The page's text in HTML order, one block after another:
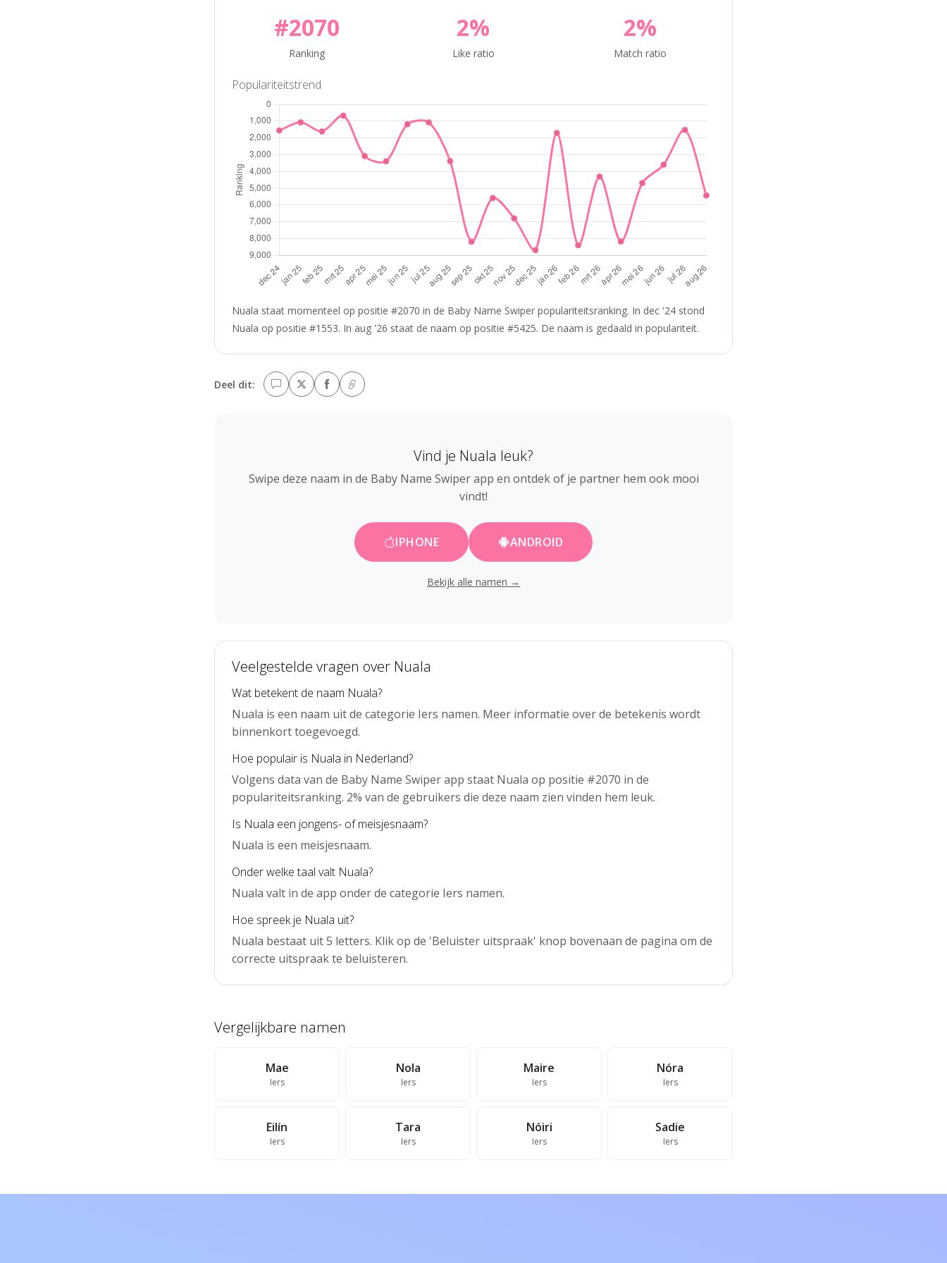
#2070
Ranking
2%
Like ratio
2%
Match ratio
Populariteitstrend
Nuala staat momenteel op positie #2070 in de Baby Name Swiper populariteitsranking. In dec '24 stond
Nuala op positie #1553. In aug '26 staat de naam op positie #5425. De naam is gedaald in populariteit.
Deel dit:
Vind je Nuala leuk?
Swipe deze naam in de Baby Name Swiper app en ontdek of je partner hem ook mooi
vindt!
IPHONE ANDROID
Bekijk alle namen →
Veelgestelde vragen over Nuala
Wat betekent de naam Nuala?
Nuala is een naam uit de categorie Iers namen. Meer informatie over de betekenis wordt
binnenkort toegevoegd.
Hoe populair is Nuala in Nederland?
Volgens data van de Baby Name Swiper app staat Nuala op positie #2070 in de
populariteitsranking. 2% van de gebruikers die deze naam zien vinden hem leuk.
Is Nuala een jongens- of meisjesnaam?
Nuala is een meisjesnaam.
Onder welke taal valt Nuala?
Nuala valt in de app onder de categorie Iers namen.
Hoe spreek je Nuala uit?
Nuala bestaat uit 5 letters. Klik op de 'Beluister uitspraak' knop bovenaan de pagina om de
correcte uitspraak te beluisteren.
Vergelijkbare namen
Mae
Iers
Nola
Iers
Maire
Iers
Nóra
Iers
Eilín
Iers
Tara
Iers
Nóiri
Iers
Sadie
Iers